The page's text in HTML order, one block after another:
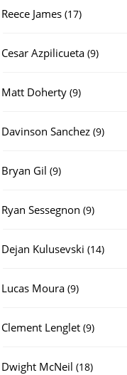
Reece James 1717
Cesar Azpilicueta 99
Matt Doherty 99
Davinson Sanchez 99
Bryan Gil 99
Ryan Sessegnon 99
Dejan Kulusevski 1414
Lucas Moura 99
Clement Lenglet 99
Dwight McNeil 1818